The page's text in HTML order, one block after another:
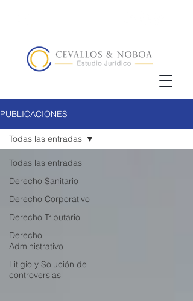
PUBLICACIONES
Todas las entradas
Derecho Sanitario
Derecho Corporativo
Derecho Tributario
Derecho
Administrativo
Litigio y Solución de
controversias
Todas las entradas